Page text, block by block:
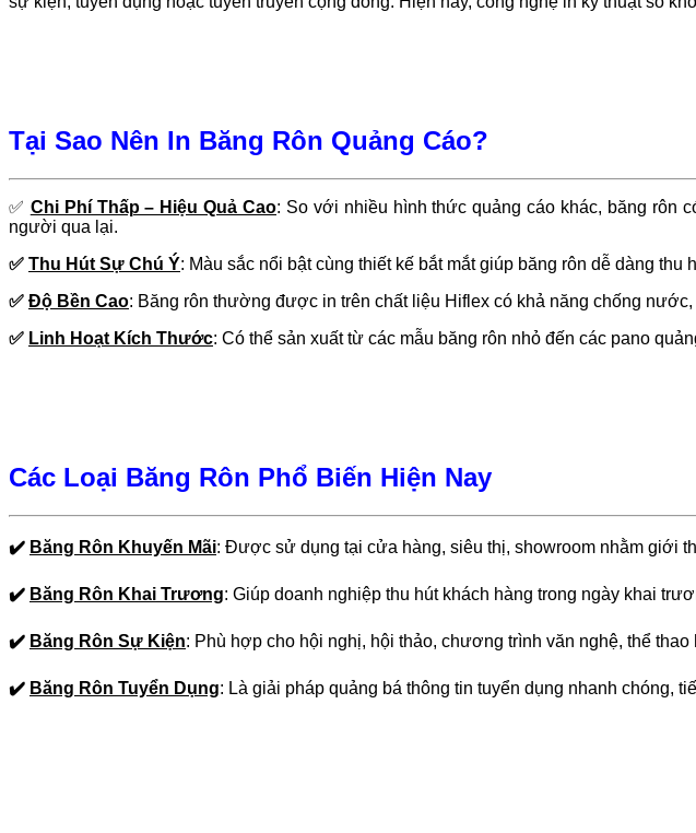
Tại Sao Nên In Băng Rôn Quảng Cáo?
✅ Chi Phí Thấp – Hiệu Quả Cao: So với nhiều hình thức quảng cáo khác, băng rôn
người qua lại.
✅ Thu Hút Sự Chú Ý: Màu sắc nổi bật cùng thiết kế bắt mắt giúp băng rôn dễ dàng
✅ Độ Bền Cao: Băng rôn thường được in trên chất liệu Hiflex có khả năng chống
✅ Linh Hoạt Kích Thước: Có thể sản xuất từ các mẫu băng rôn nhỏ đến các pano
Các Loại Băng Rôn Phổ Biến Hiện Nay
✔️ Băng Rôn Khuyến Mãi: Được sử dụng tại cửa hàng, siêu thị, showroom nhằm giới
✔️ Băng Rôn Khai Trương: Giúp doanh nghiệp thu hút khách hàng trong ngày khai
✔️ Băng Rôn Sự Kiện: Phù hợp cho hội nghị, hội thảo, chương trình văn nghệ, thể thao
✔️ Băng Rôn Tuyển Dụng: Là giải pháp quảng bá thông tin tuyển dụng nhanh chóng,